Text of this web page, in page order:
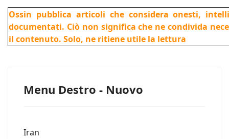
Ossin pubblica articoli che considera onesti,
documentati. Ciò non significa che ne condivida
il contenuto. Solo, ne ritiene utile la lettura
Menu Destro - Nuovo
Iran